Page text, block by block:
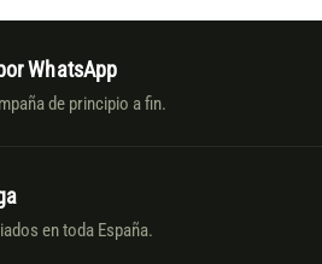
WhatsApp
de principio a fin.
en toda España.